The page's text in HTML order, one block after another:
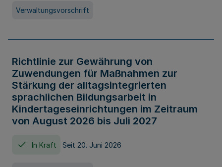
Verwaltungsvorschrift
Richtlinie zur Gewährung von
Zuwendungen für Maßnahmen zur
Stärkung der alltagsintegrierten
sprachlichen Bildungsarbeit in
Kindertageseinrichtungen im Zeitraum
von August 2026 bis Juli 2027
In Kraft Seit 20. Juni 2026